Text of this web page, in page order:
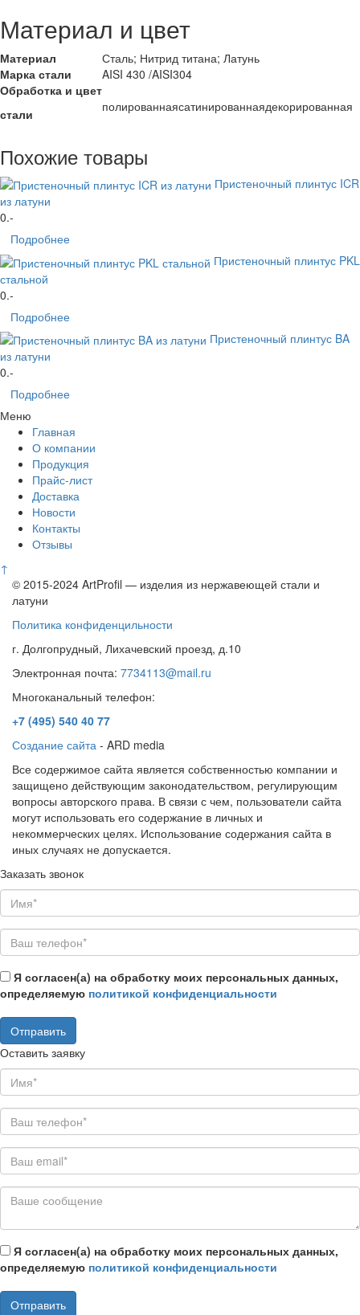
Материал и цвет
Материал
Сталь; Нитрид титана; Латунь
Марка стали
AISI 430 /AISI304
Обработка и цвет
стали
полированнаясатинированнаядекорированная
Похожие товары
Пристеночный плинтус ICR
из латуни
0.-
Подробнее
Пристеночный плинтус PKL
стальной
0.-
Подробнее
Пристеночный плинтус BA
из латуни
0.-
Подробнее
Меню
Главная
О компании
Продукция
Прайс-лист
Доставка
Новости
Контакты
Отзывы
↑
© 2015-2024 ArtProfil — изделия из нержавеющей стали и
латуни
Политика конфиденцильности
г. Долгопрудный, Лихачевский проезд, д.10
Электронная почта: 7734113@mail.ru
Многоканальный телефон:
+7 (495) 540 40 77
Создание сайта - ARD media
Все содержимое сайта является собственностью компании и
защищено действующим законодательством, регулирующим
вопросы авторского права. В связи с чем, пользователи сайта
могут использовать его содержание в личных и
некоммерческих целях. Использование содержания сайта в
иных случаях не допускается.
Заказать звонок
Я согласен(а) на обработку моих персональных данных,
определяемую политикой конфиденциальности
Оставить заявку
Я согласен(а) на обработку моих персональных данных,
определяемую политикой конфиденциальности